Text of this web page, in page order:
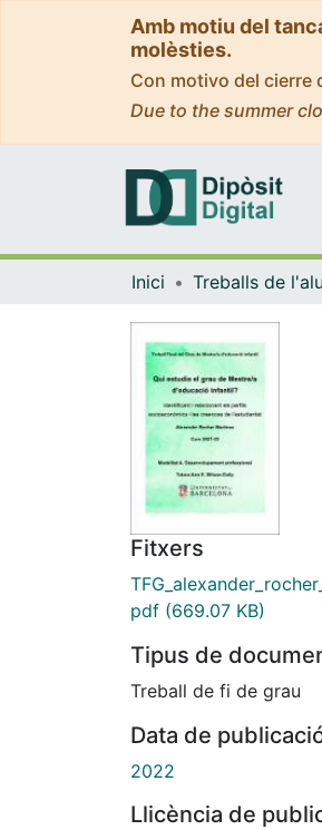
Amb motiu del
molèsties.
Con motivo del cierre
Due to the summer
Inici Treballs de
Fitxers
pdf (669.07 KB)
Tipus de
Treball de fi de grau
Data de
2022
Llicència de